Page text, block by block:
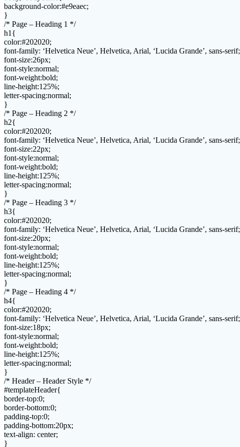
background-color:#e9eaec;
}
/* Page – Heading 1 */
h1{
color:#202020;
font-family: ‘Helvetica Neue’, Helvetica, Arial, ‘Lucida Grande’, sans-serif;
font-size:26px;
font-style:normal;
font-weight:bold;
line-height:125%;
letter-spacing:normal;
}
/* Page – Heading 2 */
h2{
color:#202020;
font-family: ‘Helvetica Neue’, Helvetica, Arial, ‘Lucida Grande’, sans-serif;
font-size:22px;
font-style:normal;
font-weight:bold;
line-height:125%;
letter-spacing:normal;
}
/* Page – Heading 3 */
h3{
color:#202020;
font-family: ‘Helvetica Neue’, Helvetica, Arial, ‘Lucida Grande’, sans-serif;
font-size:20px;
font-style:normal;
font-weight:bold;
line-height:125%;
letter-spacing:normal;
}
/* Page – Heading 4 */
h4{
color:#202020;
font-family: ‘Helvetica Neue’, Helvetica, Arial, ‘Lucida Grande’, sans-serif;
font-size:18px;
font-style:normal;
font-weight:bold;
line-height:125%;
letter-spacing:normal;
}
/* Header – Header Style */
#templateHeader{
border-top:0;
border-bottom:0;
padding-top:0;
padding-bottom:20px;
text-align: center;
}